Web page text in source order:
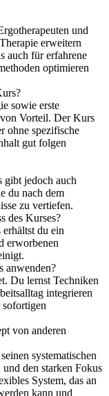
und
erweitern
auch für erfahrene
optimieren
sowie erste
Vorteil. Der Kurs
ohne spezifische
gut folgen
gibt jedoch auch
du nach dem
zu vertiefen.
des Kurses?
du ein
erworbenen
anwenden?
Du lernst Techniken
integrieren
von anderen
systematischen
den starken Fokus
System, das an
kann und